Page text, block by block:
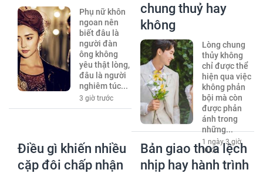
Phụ nữ khôn
ngoan nên
biết đâu là
người đàn
ông không
yêu thật lòng,
đâu là người
nghiêm túc...
3 giờ trước
chung thuỷ hay
không
Lòng chung
thủy không
chỉ được thể
hiện qua việc
không phản
bội mà còn
được phản
ánh trong
những...
1 ngày 3 giờ
trước
Điều gì khiến nhiều
cặp đôi chấp nhận
Bản giao thoa lệch
nhịp hay hành trình